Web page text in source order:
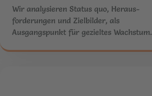
Wir analysieren Status quo, Heraus-
forderungen und Zielbilder, als
Ausgangspunkt für gezieltes Wachstum.